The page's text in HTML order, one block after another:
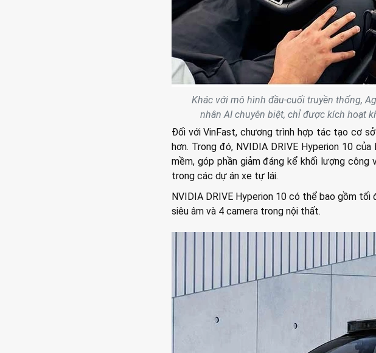
Khác với mô hình đầu-cuối truyền thống,
nhân AI chuyên biệt, chỉ được kích hoạt
Đối với VinFast, chương trình hợp tác tạo cơ
hơn. Trong đó, NVIDIA DRIVE Hyperion 10
mềm, góp phần giảm đáng kể khối lượng
trong các dự án xe tự lái.
NVIDIA DRIVE Hyperion 10 có thể bao gồm tối
siêu âm và 4 camera trong nội thất.